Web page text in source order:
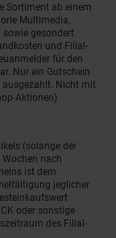
Sortiment ab einem
Multimedia,
sowie gesondert
und Filial-
für den
Nur ein Gutschein
ausgezahlt. Nicht mit
Aktionen)
(solange der
nach
ist dem
jeglicher
oder sonstige
des Filial-